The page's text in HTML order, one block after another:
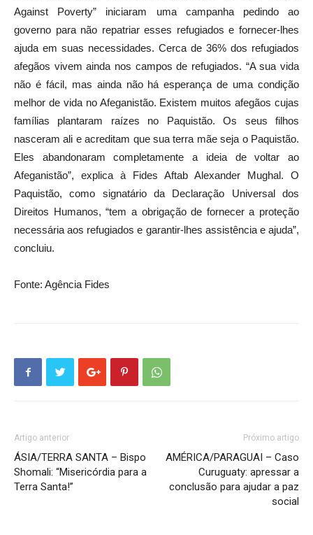
Against Poverty” iniciaram uma campanha pedindo ao
governo para não repatriar esses refugiados e fornecer-lhes
ajuda em suas necessidades. Cerca de 36% dos refugiados
afegãos vivem ainda nos campos de refugiados. “A sua vida
não é fácil, mas ainda não há esperança de uma condição
melhor de vida no Afeganistão. Existem muitos afegãos cujas
famílias plantaram raízes no Paquistão. Os seus filhos
nasceram ali e acreditam que sua terra mãe seja o Paquistão.
Eles abandonaram completamente a ideia de voltar ao
Afeganistão”, explica à Fides Aftab Alexander Mughal. O
Paquistão, como signatário da Declaração Universal dos
Direitos Humanos, “tem a obrigação de fornecer a proteção
necessária aos refugiados e garantir-lhes assistência e ajuda”,
concluiu.
Fonte: Agência Fides
Artigo anterior
ÁSIA/TERRA SANTA – Bispo
Shomali: “Misericórdia para a
Terra Santa!”
Próximo artigo
AMÉRICA/PARAGUAI – Caso
Curuguaty: apressar a
conclusão para ajudar a paz
social